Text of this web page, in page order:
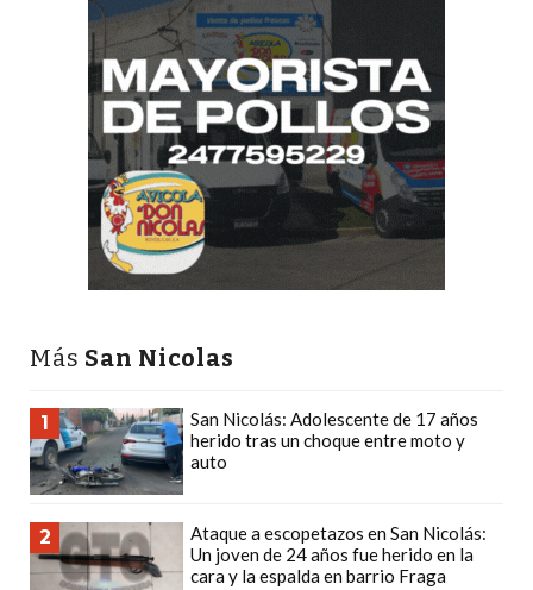
ASESORAMIENTO
PROFESIONAL
CHANGUITO.COM.AR
FUNCIONA:
ONLINE
PEDIDOS
POR
WHATSAPP
ONLINE
GRATIS
Más San Nicolas
1
San Nicolás: Adolescente de 17 años
herido tras un choque entre moto y
auto
2
Ataque a escopetazos en San Nicolás:
Un joven de 24 años fue herido en la
cara y la espalda en barrio Fraga